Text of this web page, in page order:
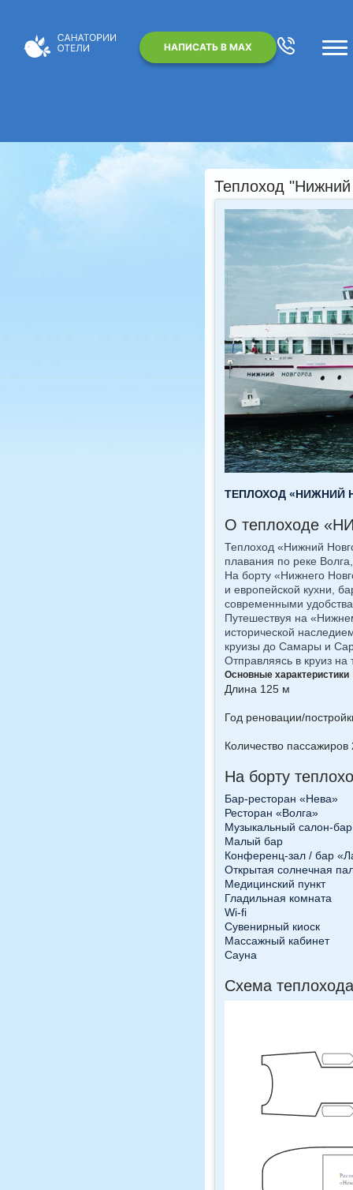
НАПИСАТЬ В MAX
Теплоход
ТЕПЛОХОД «НИЖНИЙ
О теплоходе
Теплоход «Нижний
плавания по реке
На борту «Нижнего
и европейской кухни,
современными
Путешествуя на
исторической
круизы до Самары и
Отправляясь в круиз
Основные характеристики
Длина 125 м
Год реновации/
Количество пассажиров
На борту
Бар-ресторан «Нева»
Ресторан «Волга»
Музыкальный салон-
Малый бар
Конференц-зал / бар
Открытая солнечная
Медицинский пункт
Гладильная комната
Wi-fi
Сувенирный киоск
Массажный кабинет
Сауна
Схема